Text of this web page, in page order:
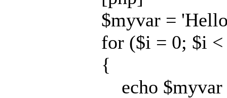
$myvar =
for ($i = 0; $i
{
echo